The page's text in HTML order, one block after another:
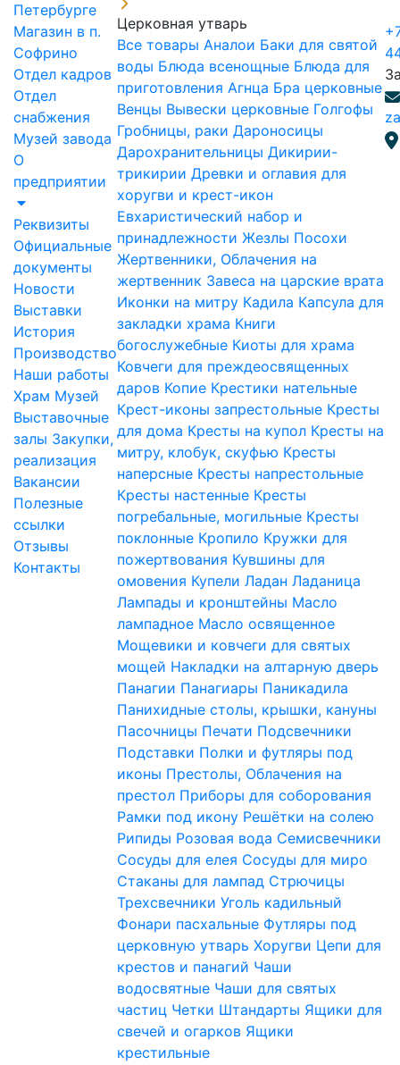
Петербурге
Магазин в п.
Софрино
Отдел кадров
Отдел
снабжения
Музей завода
О
предприятии
Реквизиты
Официальные
документы
Новости
Выставки
История
Производство
Наши работы
Храм Музей
Выставочные
залы Закупки,
реализация
Вакансии
Полезные
ссылки
Отзывы
Контакты
Церковная утварь
Все товары Аналои Баки для святой
воды Блюда всенощные Блюда для
приготовления Агнца Бра церковные
Венцы Вывески церковные Голгофы
Гробницы, раки Дароносицы
Дарохранительницы Дикирии-
трикирии Древки и оглавия для
хоругви и крест-икон
Евхаристический набор и
принадлежности Жезлы Посохи
Жертвенники, Облачения на
жертвенник Завеса на царские врата
Иконки на митру Кадила Капсула для
закладки храма Книги
богослужебные Киоты для храма
Ковчеги для преждеосвященных
даров Копие Крестики нательные
Крест-иконы запрестольные Кресты
для дома Кресты на купол Кресты на
митру, клобук, скуфью Кресты
наперсные Кресты напрестольные
Кресты настенные Кресты
погребальные, могильные Кресты
поклонные Кропило Кружки для
пожертвования Кувшины для
омовения Купели Ладан Ладаница
Лампады и кронштейны Масло
лампадное Масло освященное
Мощевики и ковчеги для святых
мощей Накладки на алтарную дверь
Панагии Панагиары Паникадила
Панихидные столы, крышки, кануны
Пасочницы Печати Подсвечники
Подставки Полки и футляры под
иконы Престолы, Облачения на
престол Приборы для соборования
Рамки под икону Решётки на солею
Рипиды Розовая вода Семисвечники
Сосуды для елея Сосуды для миро
Стаканы для лампад Стрючицы
Трехсвечники Уголь кадильный
Фонари пасхальные Футляры под
церковную утварь Хоругви Цепи для
крестов и панагий Чаши
водосвятные Чаши для святых
частиц Четки Штандарты Ящики для
свечей и огарков Ящики
крестильные